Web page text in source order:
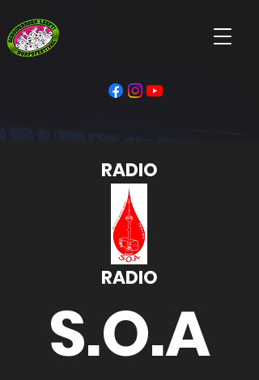
RADIO
RADIO
S.O.A